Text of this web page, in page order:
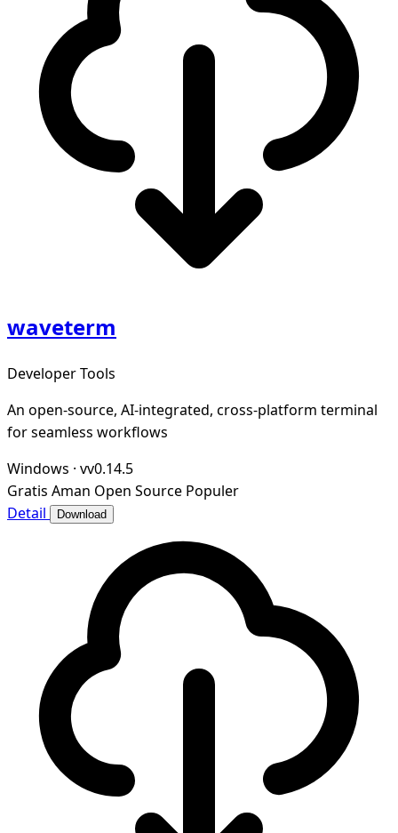
waveterm
Developer Tools
An open-source, AI-integrated, cross-platform terminal
for seamless workflows
Windows · vv0.14.5
Gratis Aman Open Source Populer
Detail
Download